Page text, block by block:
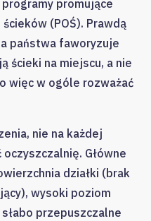
promujące
(POŚ). Prawdą
państwa faworyzuje
ścieki na miejscu, a nie
więc w ogóle rozważać
nie na każdej
Główne
działki (brak
wysoki poziom
przepuszczalne